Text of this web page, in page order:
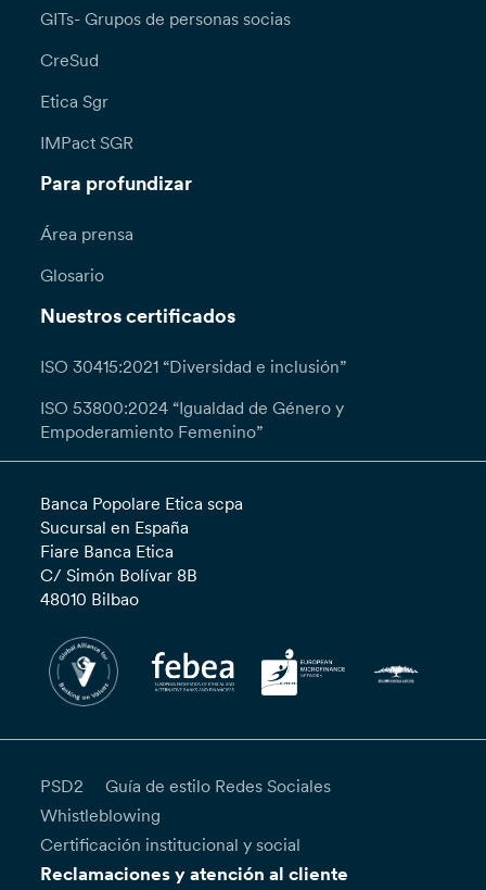
GITs- Grupos de personas socias
CreSud
Etica Sgr
IMPact SGR
Para profundizar
Área prensa
Glosario
Nuestros certificados
ISO 30415:2021 “Diversidad e inclusión”
ISO 53800:2024 “Igualdad de Género y
Empoderamiento Femenino”
Banca Popolare Etica scpa
Sucursal en España
Fiare Banca Etica
C/ Simón Bolívar 8B
48010 Bilbao
PSD2
Guía de estilo Redes Sociales
Whistleblowing
Certificación institucional y social
Reclamaciones y atención al cliente